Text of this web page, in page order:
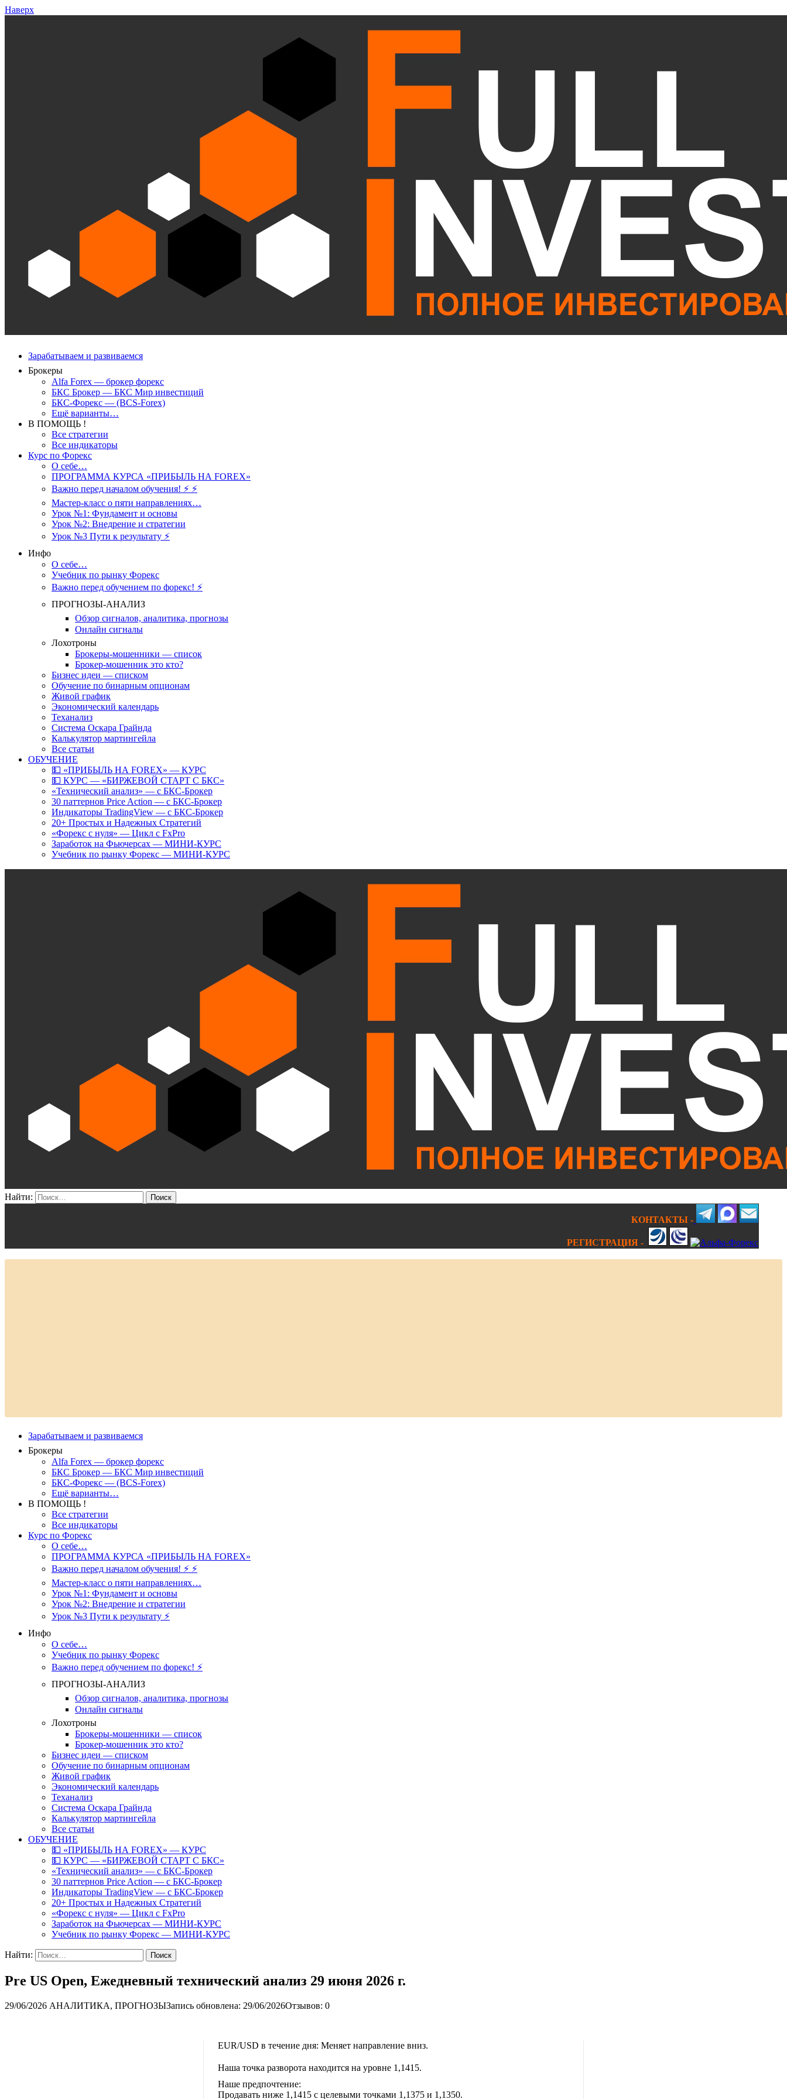
Наверх
Зарабатываем и развиваемся
Брокеры
Alfa Forex — брокер форекс
БКС Брокер — БКС Мир инвестиций
БКС-Форекс — (BCS-Forex)
Ещё варианты…
В ПОМОЩЬ !
Все стратегии
Все индикаторы
Курс по Форекс
О себе…
ПРОГРАММА КУРСА «ПРИБЫЛЬ НА FOREX»
Важно перед началом обучения! ⚡ ⚡
Мастер-класс о пяти направлениях…
Урок №1: Фундамент и основы
Урок №2: Внедрение и стратегии
Урок №3 Пути к результату ⚡️
Инфо
О себе…
Учебник по рынку Форекс
Важно перед обучением по форекс! ⚡
ПРОГНОЗЫ-АНАЛИЗ
Обзор сигналов, аналитика, прогнозы
Онлайн сигналы
Лохотроны
Брокеры-мошенники — список
Брокер-мошенник это кто?
Бизнес идеи — списком
Обучение по бинарным опционам
Живой график
Экономический календарь
Теханализ
Система Оскара Грайнда
Калькулятор мартингейла
Все статьи
ОБУЧЕНИЕ
💵 «ПРИБЫЛЬ НА FOREX» — КУРС
💵 КУРС — «БИРЖЕВОЙ СТАРТ С БКС»
«Технический анализ» — с БКС-Брокер
30 паттернов Price Action — с БКС-Брокер
Индикаторы TradingView — с БКС-Брокер
20+ Простых и Надежных Стратегий
«Форекс с нуля» — Цикл с FxPro
Заработок на Фьючерсах — МИНИ-КУРС
Учебник по рынку Форекс — МИНИ-КУРС
Найти:
КОНТАКТЫ -
РЕГИСТРАЦИЯ -
Зарабатываем и развиваемся
Брокеры
Alfa Forex — брокер форекс
БКС Брокер — БКС Мир инвестиций
БКС-Форекс — (BCS-Forex)
Ещё варианты…
В ПОМОЩЬ !
Все стратегии
Все индикаторы
Курс по Форекс
О себе…
ПРОГРАММА КУРСА «ПРИБЫЛЬ НА FOREX»
Важно перед началом обучения! ⚡ ⚡
Мастер-класс о пяти направлениях…
Урок №1: Фундамент и основы
Урок №2: Внедрение и стратегии
Урок №3 Пути к результату ⚡️
Инфо
О себе…
Учебник по рынку Форекс
Важно перед обучением по форекс! ⚡
ПРОГНОЗЫ-АНАЛИЗ
Обзор сигналов, аналитика, прогнозы
Онлайн сигналы
Лохотроны
Брокеры-мошенники — список
Брокер-мошенник это кто?
Бизнес идеи — списком
Обучение по бинарным опционам
Живой график
Экономический календарь
Теханализ
Система Оскара Грайнда
Калькулятор мартингейла
Все статьи
ОБУЧЕНИЕ
💵 «ПРИБЫЛЬ НА FOREX» — КУРС
💵 КУРС — «БИРЖЕВОЙ СТАРТ С БКС»
«Технический анализ» — с БКС-Брокер
30 паттернов Price Action — с БКС-Брокер
Индикаторы TradingView — с БКС-Брокер
20+ Простых и Надежных Стратегий
«Форекс с нуля» — Цикл с FxPro
Заработок на Фьючерсах — МИНИ-КУРС
Учебник по рынку Форекс — МИНИ-КУРС
Найти:
Pre US Open, Ежедневный технический анализ 29 июня 2026 г.
29/06/2026 АНАЛИТИКА, ПРОГНОЗЫЗапись обновлена: 29/06/2026Отзывов: 0
EUR/USD в течение дня: Меняет направление вниз.
Наша точка разворота находится на уровне 1,1415.
Наше предпочтение:
Продавать ниже 1,1415 с целевыми точками 1,1375 и 1,1350.